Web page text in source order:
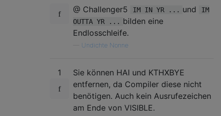
@ Challenger5 IM IN YR ... und
IM
OUTTA YR ... bilden eine
Endlosschleife.
Undichte Nonne
1
Sie können HAI und KTHXBYE
entfernen, da Compiler diese nicht
benötigen. Auch kein Ausrufezeichen
am Ende von VISIBLE.